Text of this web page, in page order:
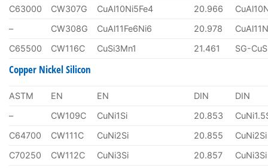
C63000
CW307G CuAl10Ni5Fe4 20.966
–
CW308G CuAl11Fe6Ni6 20.978
C65500
CW116C CuSi3Mn1 21.461 SG-
Copper Nickel Silicon
ASTM EN EN DIN
DIN
–
CW109C CuNi1Si 20.853
C64700
CW111C CuNi2Si 20.855
CuNi2Si
C70250
CW112C CuNi3Si 20.857 CuNi3Si